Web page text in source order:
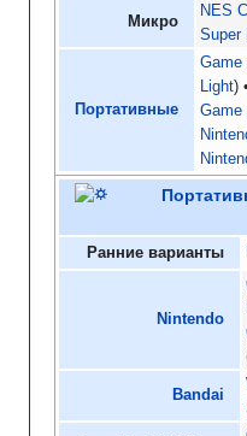
Микро
NES
Super
Портативные
Game
Light
Game
Ранние варианты
Nintendo
Bandai